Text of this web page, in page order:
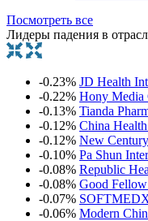
Посмотреть все
Лидеры падения в
-0.23% JD Health
-0.22% Hony Media
-0.13% Tianda
-0.12% China
-0.12% New
-0.10% Pa Shun
-0.08% Republic
-0.08% Good
-0.07%
-0.06% Modern